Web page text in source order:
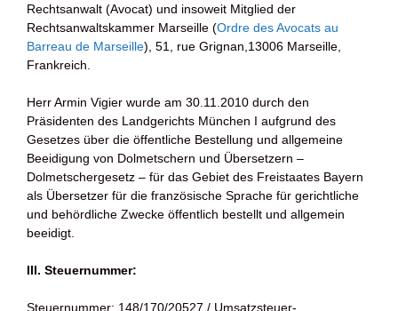
Rechtsanwalt (Avocat) und insoweit Mitglied der
Rechtsanwaltskammer Marseille (Ordre des Avocats au
Barreau de Marseille), 51, rue Grignan,13006 Marseille,
Frankreich.
Herr Armin Vigier wurde am 30.11.2010 durch den
Präsidenten des Landgerichts München I aufgrund des
Gesetzes über die öffentliche Bestellung und allgemeine
Beeidigung von Dolmetschern und Übersetzern –
Dolmetschergesetz – für das Gebiet des Freistaates Bayern
als Übersetzer für die französische Sprache für gerichtliche
und behördliche Zwecke öffentlich bestellt und allgemein
beeidigt.
III. Steuernummer:
Steuernummer: 148/170/20527 / Umsatzsteuer-